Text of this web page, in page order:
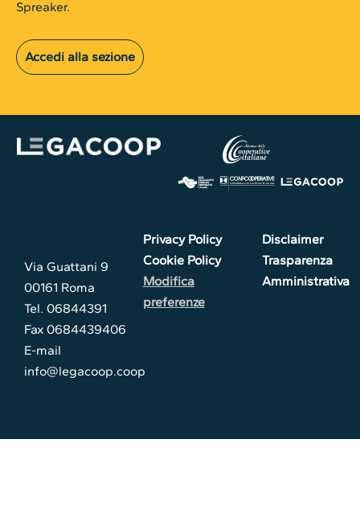
Spreaker.
Accedi alla sezione
Via Guattani 9
00161 Roma
Tel. 06844391
Fax 0684439406
E-mail
info@legacoop.coop
Privacy Policy
Cookie Policy
Modifica
preferenze
Disclaimer
Trasparenza
Amministrativa